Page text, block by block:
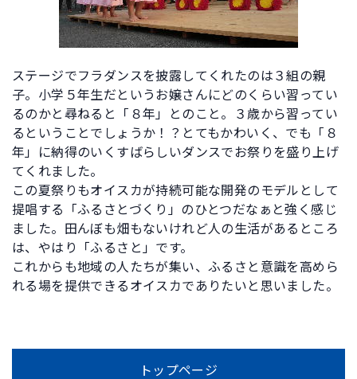
ステージでフラダンスを披露してくれたのは３組の親
子。小学５年生だというお嬢さんにどのくらい習ってい
るのかと尋ねると「８年」とのこと。３歳から習ってい
るということでしょうか！？とてもかわいく、でも「８
年」に納得のいくすばらしいダンスでお祭りを盛り上げ
てくれました。
この夏祭りもオイスカが持続可能な開発のモデルとして
提唱する「ふるさとづくり」のひとつだなぁと強く感じ
ました。田んぼも畑もないけれど人の生活があるところ
は、やはり「ふるさと」です。
これからも地域の人たちが集い、ふるさと意識を高めら
れる場を提供できるオイスカでありたいと思いました。
トップページ